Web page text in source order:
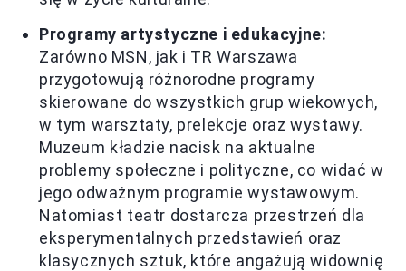
Programy artystyczne i edukacyjne:
Zarówno MSN, jak i TR Warszawa
przygotowują różnorodne programy
skierowane do wszystkich grup wiekowych,
w tym warsztaty, prelekcje oraz wystawy.
Muzeum kładzie nacisk na aktualne
problemy społeczne i polityczne, co widać w
jego odważnym programie wystawowym.
Natomiast teatr dostarcza przestrzeń dla
eksperymentalnych przedstawień oraz
klasycznych sztuk, które angażują widownię